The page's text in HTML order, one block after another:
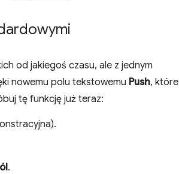
od jakiegoś czasu, ale z jednym
nowemu polu tekstowemu Push, które
tę funkcję już teraz:
.